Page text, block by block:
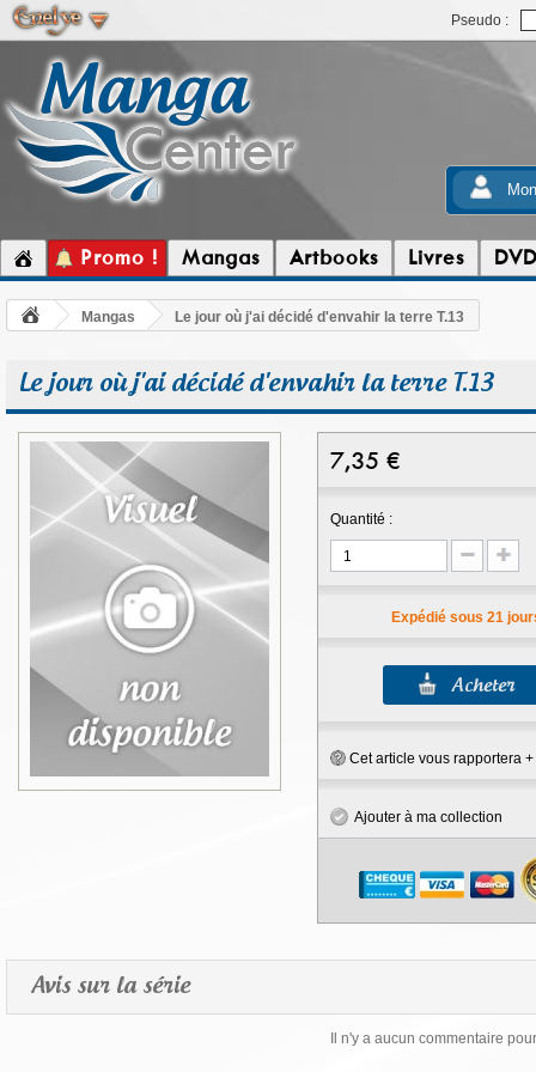
Pseudo :
Promo ! Mangas Artbooks Livres DVD
Mangas Le jour où j'ai décidé d'envahir la terre T.13
Le jour où j'ai décidé d'envahir la terre T.13
7,35 €
Quantité :
Expédié sous 21
Cet article vous rapportera +
Ajouter à ma collection
Avis sur la série
Il n'y a aucun commentaire